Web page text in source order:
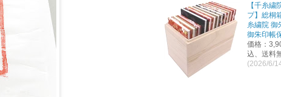
【千糸繍
プ】総桐
糸繍院 御
御朱印帳
価格：
込、送料
(2026/6/